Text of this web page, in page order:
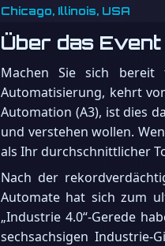
Chicago, Illinois, USA
Über das Event
Machen Sie sich bereit
Automatisierung, kehrt
Automation (A3), ist dies
und verstehen wollen.
als Ihr durchschnittlicher
Nach der
Automate hat sich zum
„Industrie 4.0“-Gerede
sechsachsigen